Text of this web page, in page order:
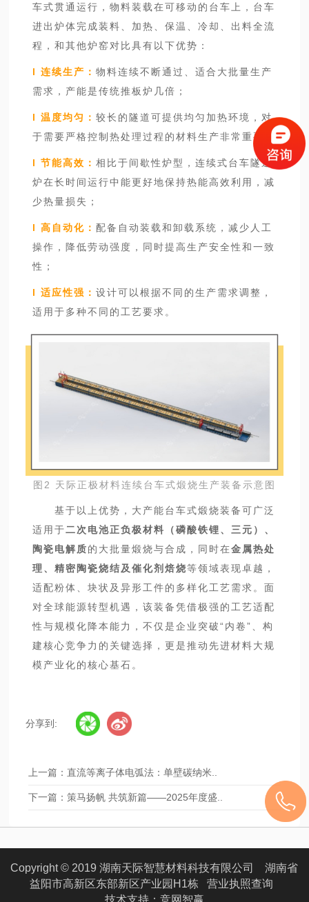
车式贯通运行，物料装载在可移动的台车上，台车
进出炉体完成装料、加热、保温、冷却、出料全流
程，和其他炉窑对比具有以下优势：
l 连续生产：物料连续不断通过、适合大批量生产
需求，产能是传统推板炉几倍；
l 温度均匀：较长的隧道可提供均匀加热环境，对
于需要严格控制热处理过程的材料生产非常重要；
l 节能高效：相比于间歇性炉型，连续式台车隧道
炉在长时间运行中能更好地保持热能高效利用，减
少热量损失；
l 高自动化：配备自动装载和卸载系统，减少人工
操作，降低劳动强度，同时提高生产安全性和一致
性；
l 适应性强：设计可以根据不同的生产需求调整，
适用于多种不同的工艺要求。
图2 天际正极材料连续台车式煅烧生产装备示意图
基于以上优势，大产能台车式煅烧装备可广泛
适用于二次电池正负极材料（磷酸铁锂、三元）、
陶瓷电解质的大批量煅烧与合成，同时在金属热处
理、精密陶瓷烧结及催化剂焙烧等领域表现卓越，
适配粉体、块状及异形工件的多样化工艺需求。面
对全球能源转型机遇，该装备凭借极强的工艺适配
性与规模化降本能力，不仅是企业突破“内卷”、构
建核心竞争力的关键选择，更是推动先进材料大规
模产业化的核心基石。
分享到:
上一篇：直流等离子体电弧法：单壁碳纳米..
下一篇：策马扬帆 共筑新篇——2025年度盛..
Copyright © 2019 湖南天际智慧材料科技有限公司 湖南省
益阳市高新区东部新区产业园H1栋营业执照查询